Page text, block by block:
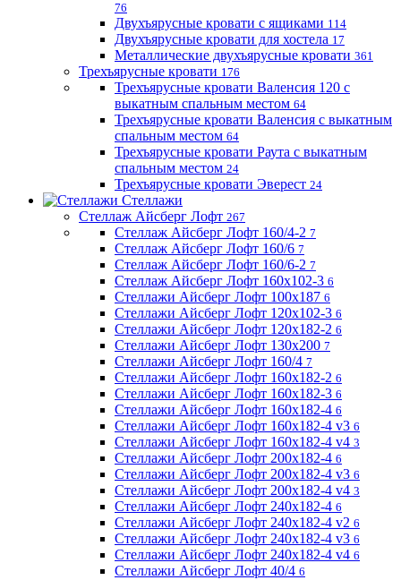
76
Двухъярусные кровати с ящиками 114
Двухъярусные кровати для хостела 17
Металлические двухъярусные кровати 361
Трехъярусные кровати 176
Трехъярусные кровати Валенсия 120 с
выкатным спальным местом 64
Трехъярусные кровати Валенсия с выкатным
спальным местом 64
Трехъярусные кровати Раута с выкатным
спальным местом 24
Трехъярусные кровати Эверест 24
Стеллажи
Стеллаж Айсберг Лофт 267
Стеллаж Айсберг Лофт 160/4-2 7
Стеллаж Айсберг Лофт 160/6 7
Стеллаж Айсберг Лофт 160/6-2 7
Стеллаж Айсберг Лофт 160х102-3 6
Стеллажи Айсберг Лофт 100х187 6
Стеллажи Айсберг Лофт 120х102-3 6
Стеллажи Айсберг Лофт 120х182-2 6
Стеллажи Айсберг Лофт 130х200 7
Стеллажи Айсберг Лофт 160/4 7
Стеллажи Айсберг Лофт 160х182-2 6
Стеллажи Айсберг Лофт 160х182-3 6
Стеллажи Айсберг Лофт 160х182-4 6
Стеллажи Айсберг Лофт 160х182-4 v3 6
Стеллажи Айсберг Лофт 160х182-4 v4 3
Стеллажи Айсберг Лофт 200х182-4 6
Стеллажи Айсберг Лофт 200х182-4 v3 6
Стеллажи Айсберг Лофт 200х182-4 v4 3
Стеллажи Айсберг Лофт 240х182-4 6
Стеллажи Айсберг Лофт 240х182-4 v2 6
Стеллажи Айсберг Лофт 240х182-4 v3 6
Стеллажи Айсберг Лофт 240х182-4 v4 6
Стеллажи Айсберг Лофт 40/4 6